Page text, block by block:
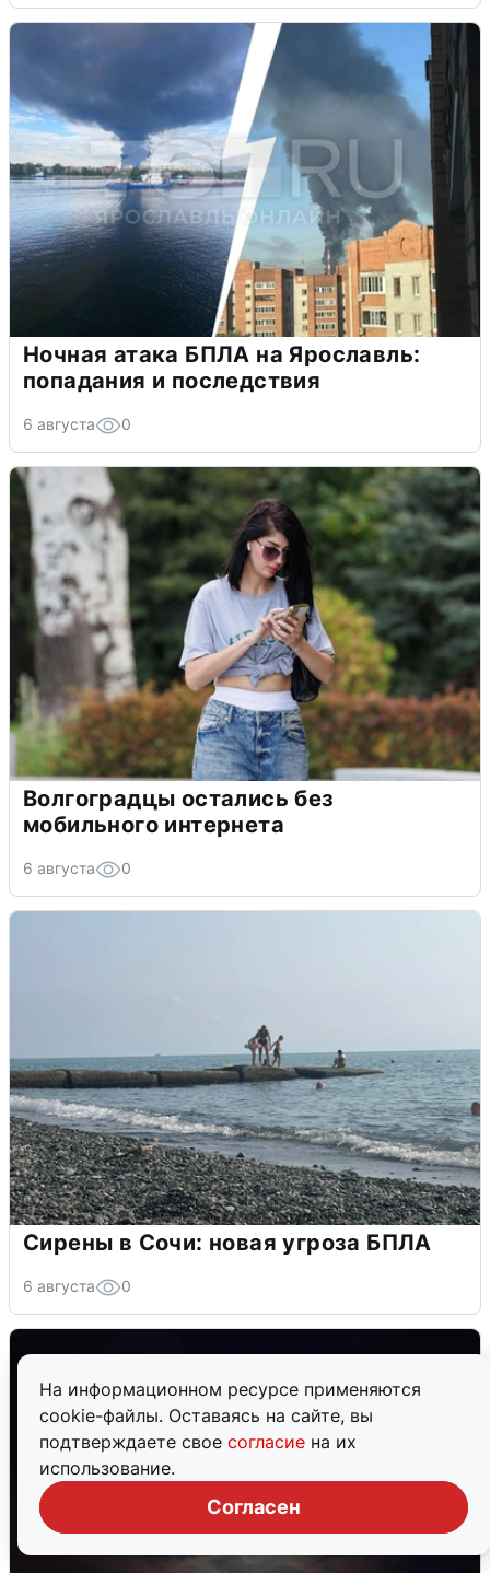
На информационном ресурсе применяются
cookie-файлы. Оставаясь на сайте, вы
подтверждаете свое согласие на их
использование.
Согласен
Ночная атака БПЛА на Ярославль:
попадания и последствия
6 августа 0
Волгоградцы остались без
мобильного интернета
6 августа 0
Сирены в Сочи: новая угроза БПЛА
6 августа 0